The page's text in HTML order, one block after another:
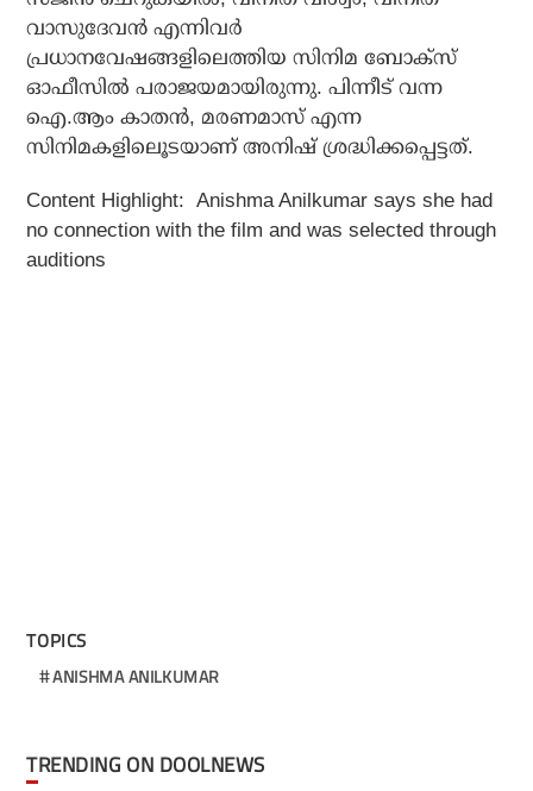
വാസുദേവന്‍ എന്നിവര്‍
പ്രധാനവേഷങ്ങളിലെത്തിയ സിനിമ ബോക്‌സ്
ഓഫീസില്‍ പരാജയമായിരുന്നു. പിന്നീട് വന്ന
ഐ.ആം കാതന്‍, മരണമാസ് എന്ന
സിനിമകളിലൂെടയാണ് അനിഷ് ശ്രദ്ധിക്കപ്പെട്ടത്.
Content Highlight:Anishma Anilkumar says she had
no connection with the film and was selected through
auditions
TOPICS
ANISHMA ANILKUMAR
TRENDING ON DOOLNEWS